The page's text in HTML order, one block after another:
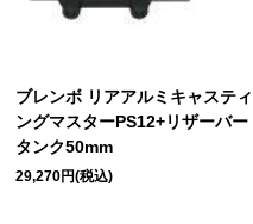
ブレンボ リアアルミキャスティ
ングマスターPS12+リザーバー
タンク50mm
29,270円(税込)